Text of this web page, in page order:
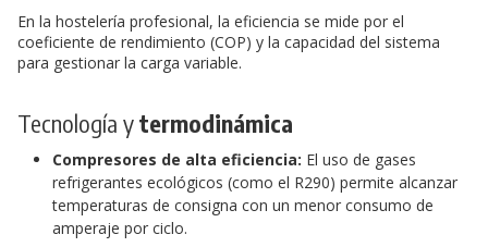
En la hostelería profesional, la eficiencia se mide por el
coeficiente de rendimiento (COP) y la capacidad del sistema
para gestionar la carga variable.
Tecnología ytermodinámica
Compresores de alta eficiencia: El uso de gases
refrigerantes ecológicos (como el R290) permite alcanzar
temperaturas de consigna con un menor consumo de
amperaje por ciclo.